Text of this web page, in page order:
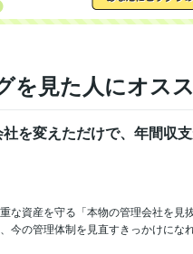
を見た人にオス
社を変えただけで、年間収
な資産を守る「本物の管理会社を
今の管理体制を見直すきっかけにな